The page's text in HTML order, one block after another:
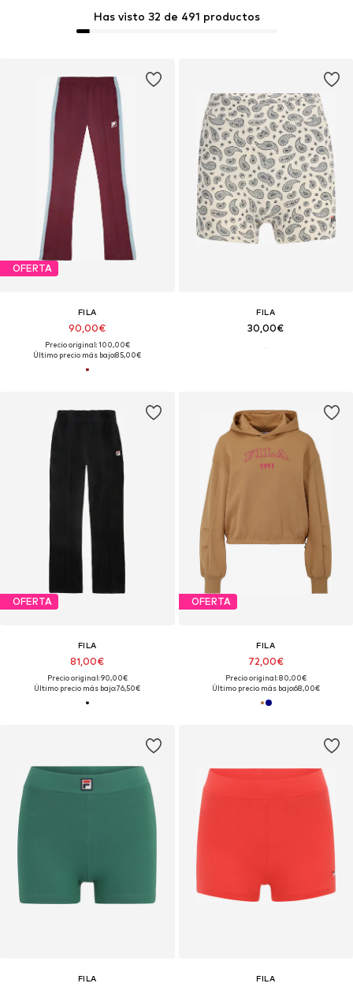
Has visto 32 de 491 productos
OFERTA
FILA
90,00€
Precio original: 100,00€
Último precio más bajo:85,00€
FILA
30,00€
OFERTA
FILA
81,00€
Precio original: 90,00€
Último precio más bajo:76,50€
OFERTA
FILA
72,00€
Precio original: 80,00€
Último precio más bajo:68,00€
FILA FILA